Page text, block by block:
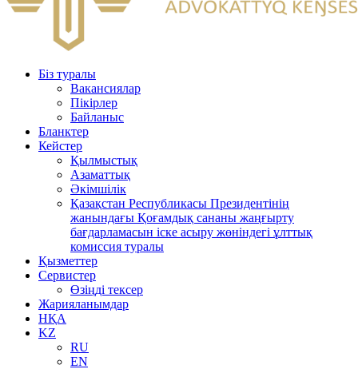
Біз туралы
Вакансиялар
Пікірлер
Байланыс
Бланктер
Кейстер
Қылмыстық
Азаматтық
Әкімшілік
Қазақстан Республикасы Президентінің
жанындағы Қоғамдық сананы жаңғырту
бағдарламасын іске асыру жөніндегі ұлттық
комиссия туралы
Қызметтер
Сервистер
Өзіңді тексер
Жарияланымдар
НҚА
KZ
RU
EN